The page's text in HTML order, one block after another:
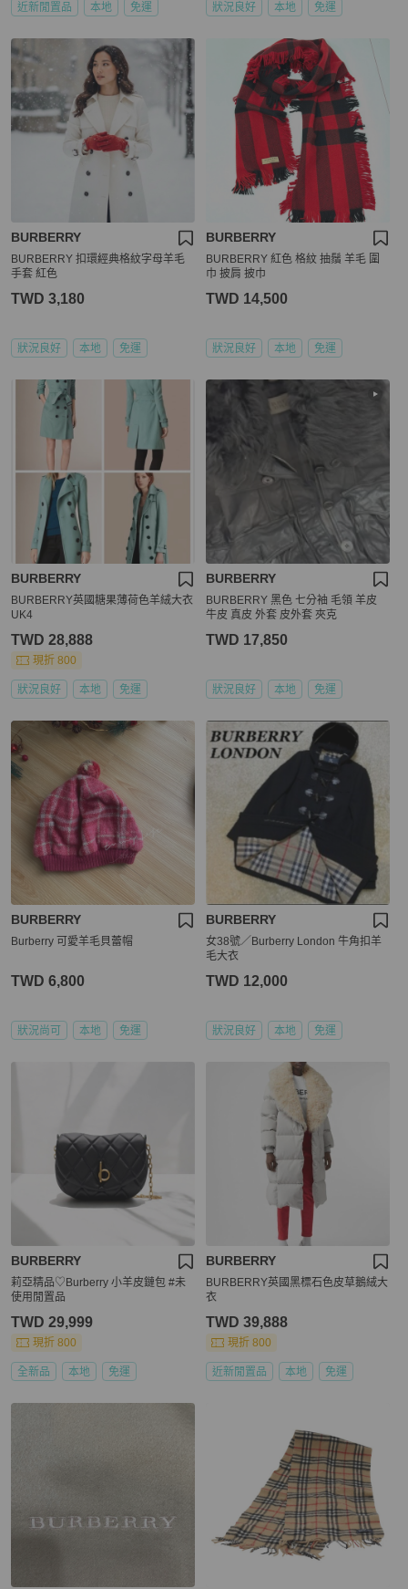
近新閒置品 本地 免運 狀況良好 本地 免運
BURBERRY
BURBERRY 扣環經典格紋字母羊毛
手套 紅色
TWD 3,180
狀況良好 本地 免運
BURBERRY
BURBERRY 紅色 格紋 抽鬚 羊毛 圍
巾 披肩 披巾
TWD 14,500
狀況良好 本地 免運
BURBERRY
BURBERRY英國糖果薄荷色羊絨大衣
UK4
TWD 28,888
現折 800
狀況良好 本地 免運
BURBERRY
BURBERRY 黑色 七分袖 毛領 羊皮
牛皮 真皮 外套 皮外套 夾克
TWD 17,850
狀況良好 本地 免運
BURBERRY
Burberry 可愛羊毛貝蕾帽
TWD 6,800
狀況尚可 本地 免運
BURBERRY
女38號／Burberry London 牛角扣羊
毛大衣
TWD 12,000
狀況良好 本地 免運
BURBERRY
莉亞精品♡Burberry 小羊皮鏈包 #未
使用閒置品
TWD 29,999
現折 800
全新品 本地 免運
BURBERRY
BURBERRY英國黑標石色皮草鵝絨大
衣
TWD 39,888
現折 800
近新閒置品 本地 免運